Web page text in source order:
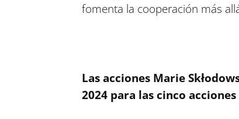
fomenta la cooperación más
Las acciones Marie
2024 para las cinco